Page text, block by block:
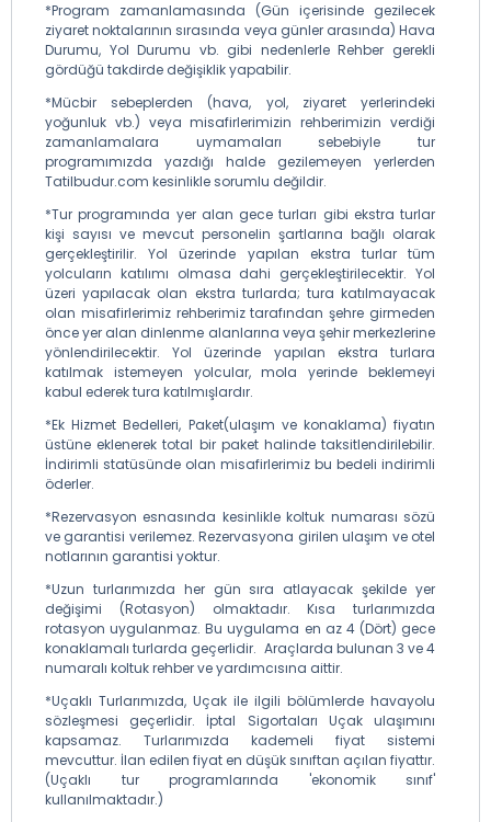
*Program zamanlamasında (Gün içerisinde gezilecek
ziyaret noktalarının sırasında veya günler arasında) Hava
Durumu, Yol Durumu vb. gibi nedenlerle Rehber gerekli
gördüğü takdirde değişiklik yapabilir.
*Mücbir sebeplerden (hava, yol, ziyaret yerlerindeki
yoğunluk vb.) veya misafirlerimizin rehberimizin verdiği
zamanlamalara uymamaları sebebiyle tur
programımızda yazdığı halde gezilemeyen yerlerden
Tatilbudur.com kesinlikle sorumlu değildir.
*Tur programında yer alan gece turları gibi ekstra turlar
kişi sayısı ve mevcut personelin şartlarına bağlı olarak
gerçekleştirilir. Yol üzerinde yapılan ekstra turlar tüm
yolcuların katılımı olmasa dahi gerçekleştirilecektir. Yol
üzeri yapılacak olan ekstra turlarda; tura katılmayacak
olan misafirlerimiz rehberimiz tarafından şehre girmeden
önce yer alan dinlenme alanlarına veya şehir merkezlerine
yönlendirilecektir. Yol üzerinde yapılan ekstra turlara
katılmak istemeyen yolcular, mola yerinde beklemeyi
kabul ederek tura katılmışlardır.
*Ek Hizmet Bedelleri, Paket(ulaşım ve konaklama) fiyatın
üstüne eklenerek total bir paket halinde taksitlendirilebilir.
İndirimli statüsünde olan misafirlerimiz bu bedeli indirimli
öderler.
*Rezervasyon esnasında kesinlikle koltuk numarası sözü
ve garantisi verilemez. Rezervasyona girilen ulaşım ve otel
notlarının garantisi yoktur.
*Uzun turlarımızda her gün sıra atlayacak şekilde yer
değişimi (Rotasyon) olmaktadır. Kısa turlarımızda
rotasyon uygulanmaz. Bu uygulama en az 4 (Dört) gece
konaklamalı turlarda geçerlidir. Araçlarda bulunan 3 ve 4
numaralı koltuk rehber ve yardımcısına aittir.
*Uçaklı Turlarımızda, Uçak ile ilgili bölümlerde havayolu
sözleşmesi geçerlidir. İptal Sigortaları Uçak ulaşımını
kapsamaz. Turlarımızda kademeli fiyat sistemi
mevcuttur. İlan edilen fiyat en düşük sınıftan açılan fiyattır.
(Uçaklı tur programlarında 'ekonomik sınıf'
kullanılmaktadır.)